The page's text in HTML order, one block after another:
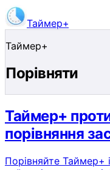
Таймер+
Таймер+
Порівняти
Таймер+
порівняння
Порівняйте Таймер+